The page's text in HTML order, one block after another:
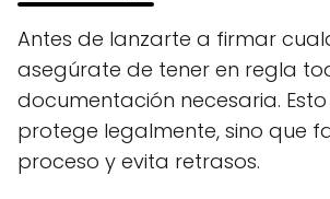
Antes de lanzarte a firmar
asegúrate de tener en regla
documentación necesaria.
protege legalmente, sino que
proceso y evita retrasos.